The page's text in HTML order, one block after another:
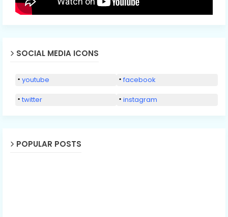
SOCIAL MEDIA ICONS
youtube facebook
twitter instagram
POPULAR POSTS